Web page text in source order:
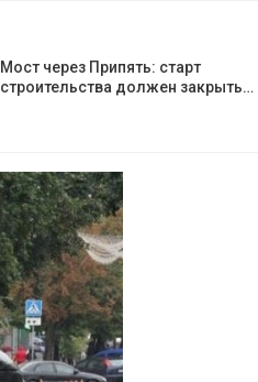
Мост через Припять: старт
строительства должен закрыть…